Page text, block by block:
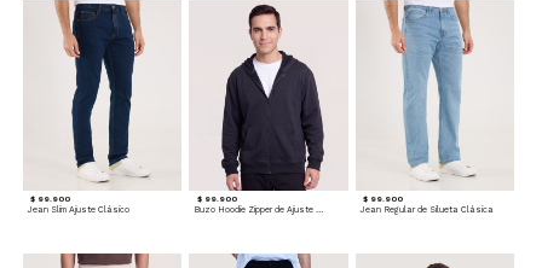
$ 99.900
Jean Slim Ajuste Clásico
$ 99.900
Buzo Hoodie Zipper de Ajuste Cómodo
$ 99.900
Jean Regular de Silueta Clásica